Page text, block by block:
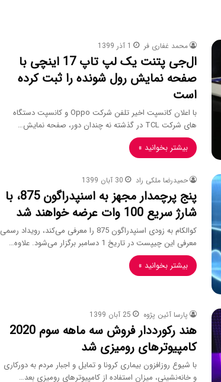
محمد غفاری فر 1 آذر 1399
ال‌جی پتنت یک لپ تاپ 17 اینچی با
صفحه نمایش رول شونده را ثبت کرده
است
با اعلان کانسپت اخیر تلفن شرکت Oppo و کانسپت دستگاه
های شرکت TCL در گذشته نه چندان دور، صفحه نمایش…
بیشتر بخوانید »
حمیدرضا ملکی راد 30 آبان 1399
پنج پرچمدار مجهز به اسنپدراگون 875، با
شارژ سریع 100 وات عرضه خواهند شد
کوالکام به زودی اسنپدراگون 875 را معرفی می‌کند، رویداد رسمی
معرفی این چیپست در تاریخ 1 دسامبر برگزار می‌شود. علاوه…
بیشتر بخوانید »
پارسا آئین پژوه 25 آبان 1399
هند رکورددار فروش سه ماهه سوم 2020
کامپیوترهای رومیزی شد
با شیوع روزافزون بیماری کرونا و تمایل و اجبار مردم به دورکاری
و خانه‌نشینی، میزان استفاده از کامپیوترهای رومیزی بعد…